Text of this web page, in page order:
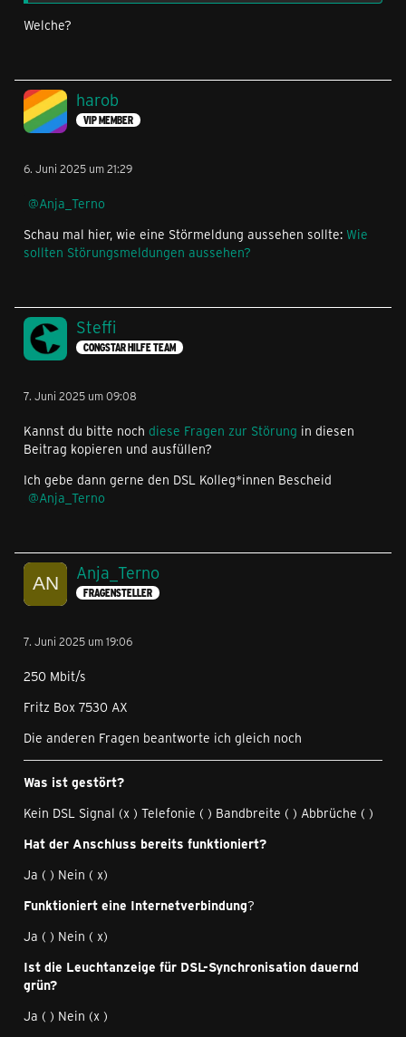
Welche?
harob
VIP MEMBER
6. Juni 2025 um 21:29
Anja_Terno
Schau mal hier, wie eine Störmeldung aussehen sollte: Wie
sollten Störungsmeldungen aussehen?
Steffi
CONGSTAR HILFE TEAM
7. Juni 2025 um 09:08
Kannst du bitte noch diese Fragen zur Störung in diesen
Beitrag kopieren und ausfüllen?
Ich gebe dann gerne den DSL Kolleg*innen Bescheid
Anja_Terno
Anja_Terno
FRAGENSTELLER
7. Juni 2025 um 19:06
250 Mbit/s
Fritz Box 7530 AX
Die anderen Fragen beantworte ich gleich noch
Was ist gestört?
Kein DSL Signal (x ) Telefonie ( ) Bandbreite ( ) Abbrüche ( )
Hat der Anschluss bereits funktioniert?
Ja ( ) Nein ( x)
Funktioniert eine Internetverbindung?
Ja ( ) Nein ( x)
Ist die Leuchtanzeige für DSL-Synchronisation dauernd
grün?
Ja ( ) Nein (x )